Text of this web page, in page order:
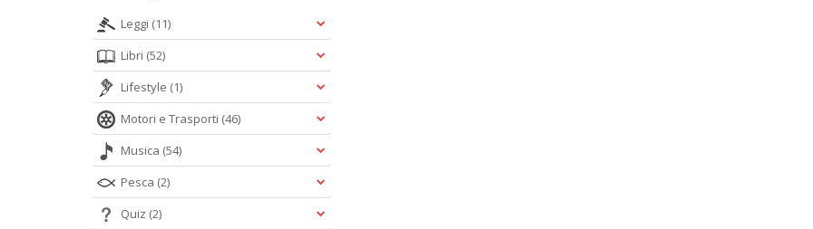
Leggi (11)
Libri (52)
Lifestyle (1)
Motori e Trasporti (46)
Musica (54)
Pesca (2)
Quiz (2)